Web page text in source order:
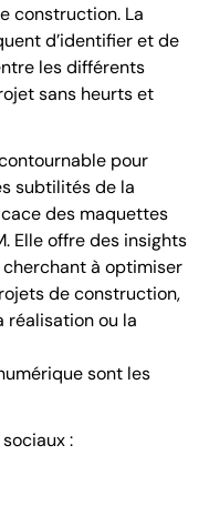
construction. La
d’identifier et de
les différents
sans heurts et
pour
subtilités de la
des maquettes
Elle offre des insights
à optimiser
de construction,
réalisation ou la
sont les
: